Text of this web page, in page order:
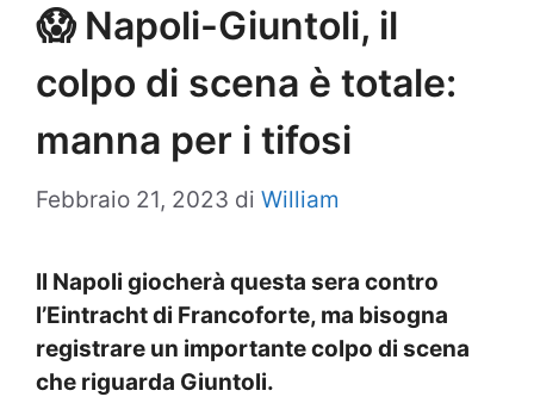
😱 Napoli-Giuntoli, il
colpo di scena è totale:
manna per i tifosi
Febbraio 21, 2023 di William
Il Napoli giocherà questa sera contro
l’Eintracht di Francoforte, ma bisogna
registrare un importante colpo di scena
che riguarda Giuntoli.